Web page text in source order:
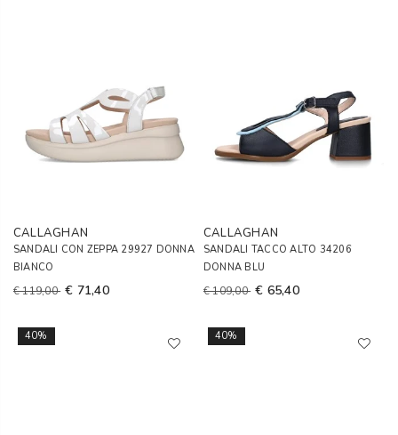
CALLAGHAN
SANDALI CON ZEPPA 29927 DONNA
BIANCO
€ 119,00 € 71,40
CALLAGHAN
SANDALI TACCO ALTO 34206
DONNA BLU
€ 109,00 € 65,40
40% 40%